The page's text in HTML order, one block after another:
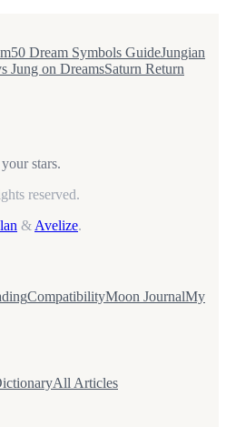
50 Dream Symbols GuideJungian
Jung on DreamsSaturn Return
stars.
reserved.
&Avelize.
CompatibilityMoon JournalMy
All Articles